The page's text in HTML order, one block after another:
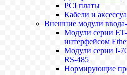
PCI платы
Кабели и
Внешние модули
Модули серии
интерфейсом
Модули серии I-
RS-485
Нормирующие